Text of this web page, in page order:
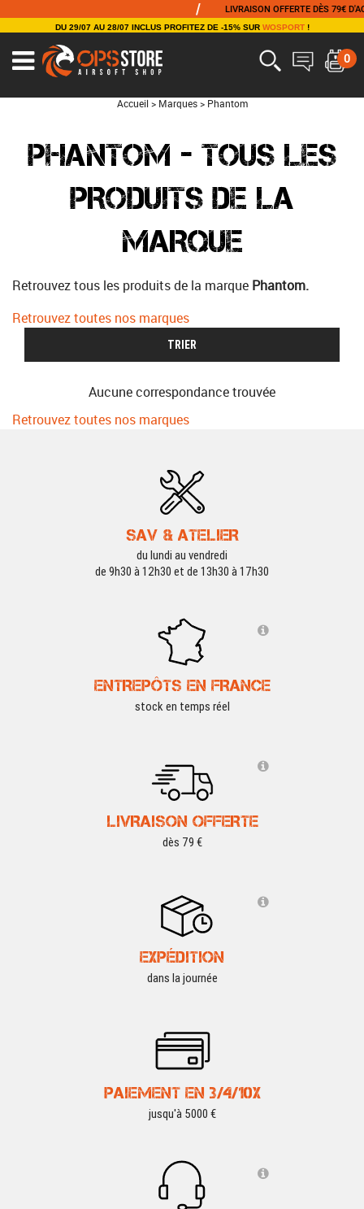
LIVRAISON OFFERTE DÈS 79€
DU 29/07 AU 28/07 INCLUS PROFITEZ DE -15% SUR WOSPORT!
0
Accueil > Marques > Phantom
PHANTOM - TOUS LES
PRODUITS DE LA
MARQUE
Retrouvez tous les produits de la marque Phantom.
Retrouvez toutes nos marques
TRIER
Aucune correspondance trouvée
Retrouvez toutes nos marques
SAV & ATELIER
du lundi au vendredi
de 9h30 à 12h30 et de 13h30 à 17h30
ENTREPÔTS EN FRANCE
stock en temps réel
LIVRAISON OFFERTE
dès 79 €
EXPÉDITION
dans la journée
PAIEMENT EN 3/4/10X
jusqu'à 5000 €